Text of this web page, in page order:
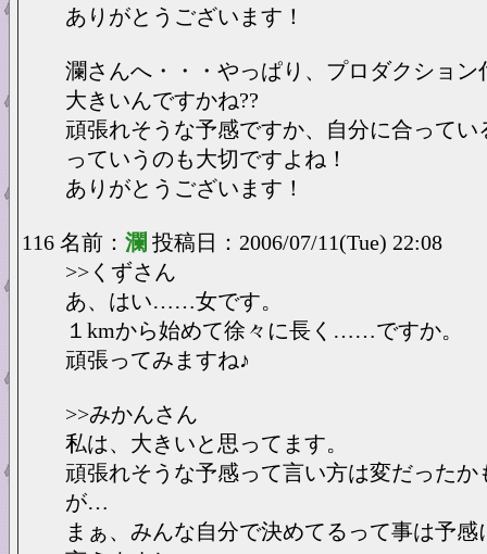
ありがとうございます！
瀾さんへ・・・やっぱり、プロダクション
大きいんですかね??
頑張れそうな予感ですか、自分に合ってい
っていうのも大切ですよね！
ありがとうございます！
116 名前： 瀾 投稿日：2006/07/11(Tue) 22:08
>>くずさん
あ、はい……女です。
１kmから始めて徐々に長く……ですか。
頑張ってみますね♪
>>みかんさん
私は、大きいと思ってます。
頑張れそうな予感って言い方は変だったか
が…
まぁ、みんな自分で決めてるって事は予感